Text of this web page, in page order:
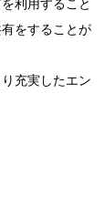
をすることが
充実したエン